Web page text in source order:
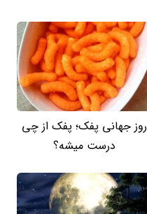
روز جهانی پفک؛ پفک از چی
درست میشه؟